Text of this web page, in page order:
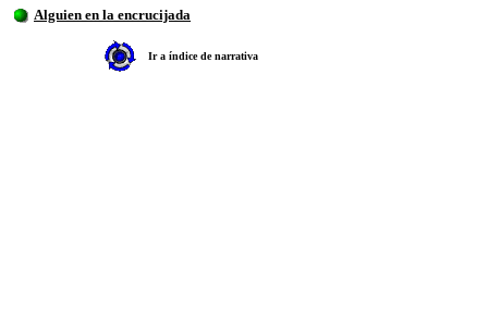
Alguien en la encrucijada
Ir a índice de narrativa